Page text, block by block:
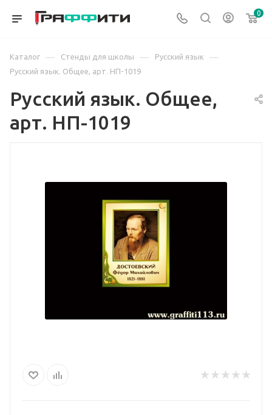
0
Каталог — Стенды для школы — Русский язык —
Русский язык. Общее, арт. НП-1019
Русский язык. Общее,
арт. НП-1019